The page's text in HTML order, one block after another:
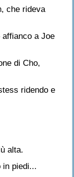
che rideva
a Joe
di Cho,
ridendo e
alta.
in piedi...